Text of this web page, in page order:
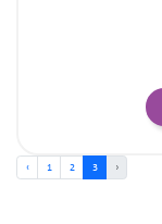
‹ 1 2 3 ›